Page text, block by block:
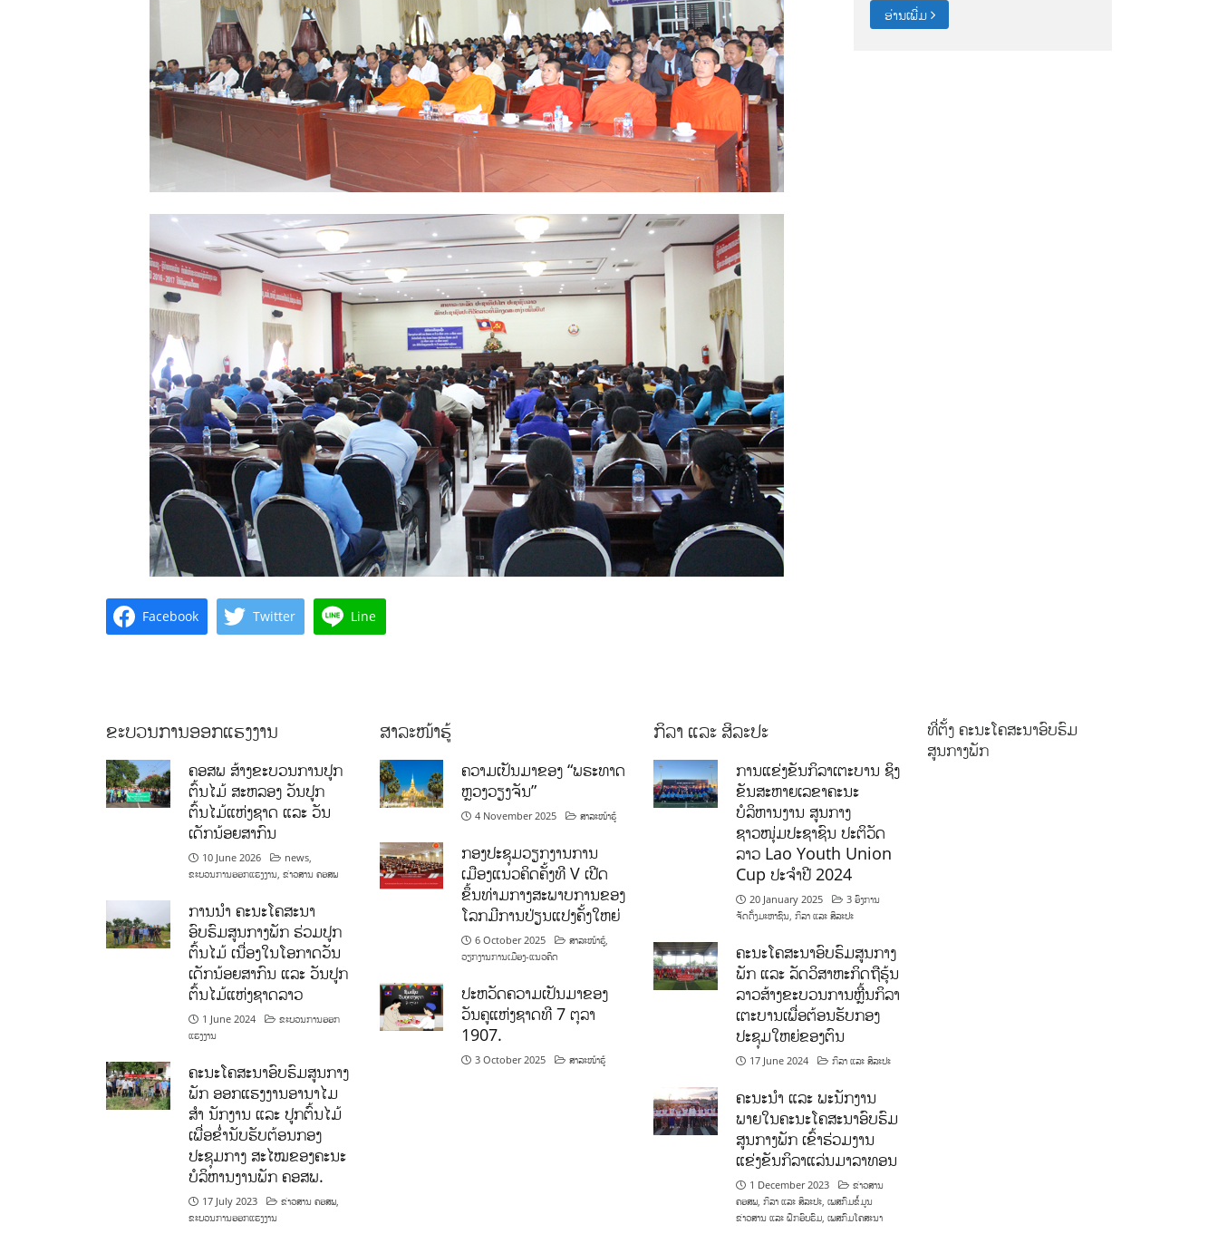
Facebook Twitter Line
ອ່ານເພີ່ມ
ຂະບວນການອອກແຮງງານ
ຄອສພ ສ້າງຂະບວນການປູກ
ຕົ້ນໄມ້ ສະຫລອງ ວັນປູກ
ຕົ້ນໄມ້ແຫ່ງຊາດ ແລະ ວັນ
ເດັກນ້ອຍສາກົນ
10 June 2026 news,
ຂະບວນການອອກແຮງງານ, ຂ່າວສານ ຄອສພ
ການນໍາ ຄະນະໂຄສະນາ
ອົບຮົມສູນກາງພັກ ຮ່ວມປູກ
ຕົ້ນໄມ້ ເນື່ອງໃນໂອກາດວັນ
ເດັກນ້ອຍສາກົນ ແລະ ວັນປູກ
ຕົ້ນໄມ້ແຫ່ງຊາດລາວ
1 June 2024
ຂະບວນການອອກ
ແຮງງານ
ຄະນະໂຄສະນາອົບຮົມສູນກາງ
ພັກ ອອກແຮງງານອານາໄມ
ສໍາ ນັກງານ ແລະ ປູກຕົ້ນໄມ້
ເພື່ອຂໍ່ານັບຮັບຕ້ອນກອງ
ປະຊຸມກາງ ສະໄໝຂອງຄະນະ
ບໍລິຫານງານພັກ ຄອສພ.
17 July 2023 ຂ່າວສານ ຄອສພ,
ຂະບວນການອອກແຮງງານ
ສາລະໜ້າຮູ້
ຄວາມເປັນມາຂອງ “ພຣະທາດ
ຫຼວງວຽງຈັນ”
4 November 2025 ສາລະໜ້າຮູ້
ກອງປະຊຸມວຽກງານການ
ເມືອງແນວຄິດຄັ້ງທີ V ເປີດ
ຂຶ້ນທ່າມກາງສະພາບການຂອງ
ໂລກມີການປ່ຽນແປງຄັ້ງໃຫຍ່
6 October 2025 ສາລະໜ້າຮູ້,
ວຽກງານການເມືອງ-ແນວຄິດ
ປະຫວັດຄວາມເປັນມາຂອງ
ວັນຄູແຫ່ງຊາດທີ 7 ຕຸລາ
1907.
3 October 2025 ສາລະໜ້າຮູ້
ກິລາ ແລະ ສິລະປະ
ການແຂ່ງຂັນກິລາເຕະບານ ຊິງ
ຂັນສະຫາຍເລຂາຄະນະ
ບໍລິຫານງານ ສູນກາງ
ຊາວໜຸ່ມປະຊາຊົນ ປະຕິວັດ
ລາວ Lao Youth Union
Cup ປະຈຳປີ 2024
20 January 2025
3 ອົງການ
ຈັດຕັ້ງມະຫາຊົນ, ກິລາ ແລະ ສິລະປະ
ຄະນະໂຄສະນາອົບຮົມສູນກາງ
ພັກ ແລະ ລັດວິສາຫະກິດຖືຮຸ້ນ
ລາວສ້າງຂະບວນການຫຼີ້ນກິລາ
ເຕະບານເພື່ອຕ້ອນຮັບກອງ
ປະຊຸມໃຫຍ່ຂອງຕົນ
17 June 2024 ກິລາ ແລະ ສິລະປະ
ຄະນະນຳ ແລະ ພະນັກງານ
ພາຍໃນຄະນະໂຄສະນາອົບຮົມ
ສູນກາງພັກ ເຂົ້າຮ່ວມງານ
ແຂ່ງຂັນກິລາແລ່ນມາລາທອນ
1 December 2023
ຂ່າວສານ
ຄອສພ, ກິລາ ແລະ ສິລະປະ, ເພສກົມຂໍ້ມູນ
ຂ່າວສານ ແລະ ຝຶກອົບຮົມ, ເພສກົມໂຄສະນາ
ທີ່ຕັ້ງ ຄະນະໂຄສະນາອົບຮົມ
ສູນກາງພັກ